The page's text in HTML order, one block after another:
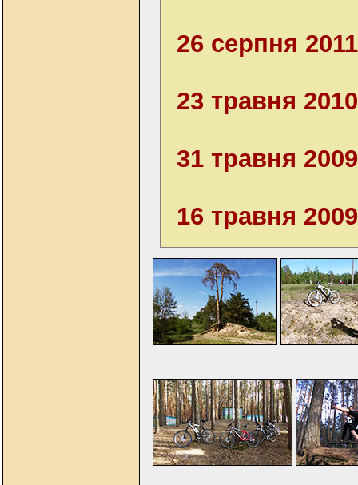
26 серпня 2011
23 травня 2010
31 травня 2009
16 травня 2009